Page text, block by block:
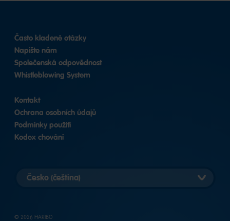
Často kladené otázky
Napište nám
Společenská odpovědnost
Whistleblowing System
Kontakt
Ochrana osobních údajů
Podmínky použití
Kodex chování
Vybrat
zemi
© 2026 HARIBO